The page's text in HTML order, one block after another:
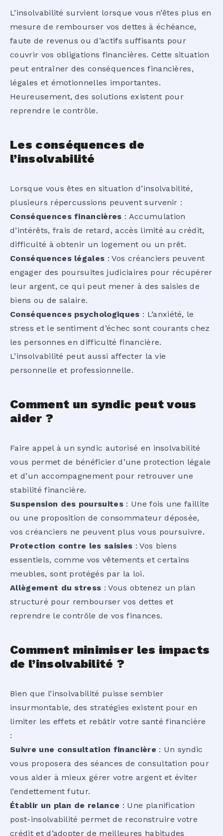
L’insolvabilité survient lorsque vous n’êtes plus en
mesure de rembourser vos dettes à échéance,
faute de revenus ou d’actifs suffisants pour
couvrir vos obligations financières. Cette situation
peut entraîner desconséquences financières,
légales et émotionnelles importantes.
Heureusement, des solutions existent pour
reprendre le contrôle.
Les conséquences de
l’insolvabilité
Lorsque vous êtes en situation d’insolvabilité,
plusieurs répercussions peuvent survenir :
Conséquences financières : Accumulation
d’intérêts, frais de retard, accès limité au crédit,
difficulté à obtenir un logement ou un prêt.
Conséquences légales : Vos créanciers peuvent
engager des poursuites judiciaires pour récupérer
leur argent, ce qui peut mener à des saisies de
biens ou de salaire.
Conséquences psychologiques : L’anxiété, le
stress et le sentiment d’échec sont courants chez
les personnes en difficulté financière.
L’insolvabilité peut aussi affecter la vie
personnelle et professionnelle.
Comment un syndic peut vous
aider ?
Faire appel à unsyndic autorisé en insolvabilité
vous permet de bénéficier d’une protection légale
et d’un accompagnement pour retrouver une
stabilité financière.
Suspension des poursuites : Une fois une faillite
ou une proposition de consommateur déposée,
vos créanciers ne peuvent plus vous poursuivre.
Protection contre les saisies : Vos biens
essentiels, comme vos vêtements et certains
meubles, sont protégés par la loi.
Allègement du stress : Vous obtenez un plan
structuré pour rembourser vos dettes et
reprendre le contrôle de vos finances.
Comment minimiser les impacts
de l’insolvabilité ?
Bien que l’insolvabilité puisse sembler
insurmontable, des stratégies existent pour en
limiter les effets et rebâtir votre santé financière
:
Suivre une consultation financière : Un syndic
vous proposera des séances de consultation pour
vous aider à mieux gérer votre argent et éviter
l’endettement futur.
Établir un plan de relance : Une planification
post-insolvabilité permet de reconstruire votre
crédit et d’adopter de meilleures habitudes